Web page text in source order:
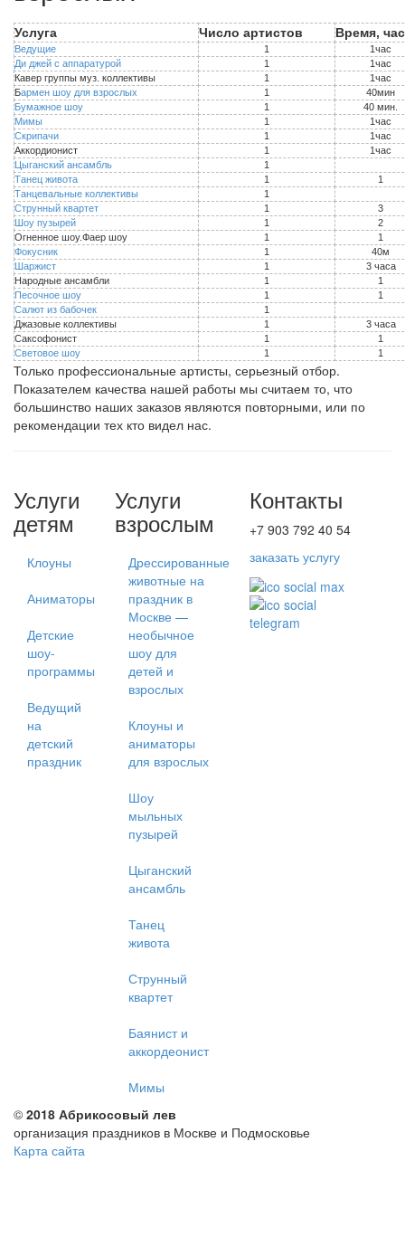
Услуга Число артистов Время, час
Ведущие 1
1час
Ди джей с аппаратурой
1
1час
Кавер группы муз. коллективы
1
1час
Бармен шоу для взрослых 1
40мин
Бумажное шоу
1
40 мин.
Мимы
1
1час
Скрипачи
1
1час
Аккордионист
1
1час
Цыганский ансамбль
1
Танец живота
1
1
Танцевальные коллективы
1
Струнный квартет
1
3
Шоу пузырей
1
2
Огненное шоу.Фаер шоу
1
1
Фокусник
1
40м
Шаржист
1
3 часа
Народные ансамбли
1
1
Песочное шоу
1
1
Салют из бабочек
1
Джазовые коллективы
1
3 часа
Саксофонист
1
1
Световое шоу
1 1
Только профессиональные артисты, серьезный отбор.
Показателем качества нашей работы мы считаем то, что
большинство наших заказов являются повторными, или по
рекомендации тех кто видел нас.
Услуги
детям
Клоуны
Аниматоры
Детские
шоу-
программы
Ведущий
на
детский
праздник
Услуги
взрослым
Дрессированные
животные на
праздник в
Москве —
необычное
шоу для
детей и
взрослых
Клоуны и
аниматоры
для взрослых
Шоу
мыльных
пузырей
Цыганский
ансамбль
Танец
живота
Струнный
квартет
Баянист и
аккордеонист
Мимы
Контакты
+7 903 792 40 54
заказать услугу
© 2018 Абрикосовый лев
организация праздников в Москве и Подмосковье
Карта сайта